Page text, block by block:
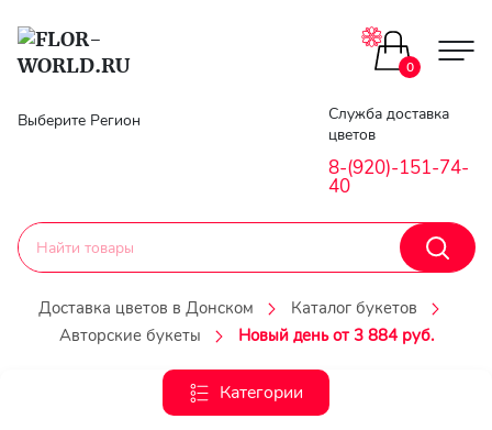
Главная
Доставка
Выберите Регион
Служба доставка
цветов
8-(920)-151-74-
40
0
Доставка цветов в Донском
Каталог букетов
Авторские букеты
Новый день от 3 884 руб.
Категории
Цветы поштучно
Букеты до 2500
Корзины с цветами
Авторские букеты